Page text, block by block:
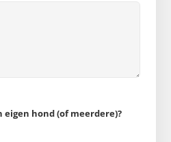
hond (of meerdere)?